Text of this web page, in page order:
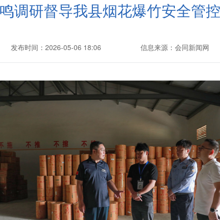
调研督导我县烟花爆竹安全管
发布时间：2026-05-06 18:06 信息来源：会同新闻网